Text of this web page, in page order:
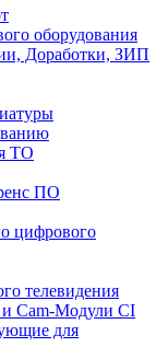
оборудования
Доработки, ЗИП
ТО
ПО
цифрового
телевидения
Cam-Модули CI
для